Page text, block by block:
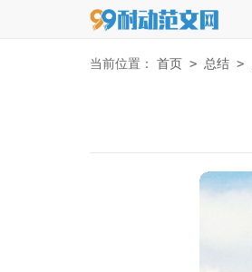
当前位置： 首页 > 总结 >